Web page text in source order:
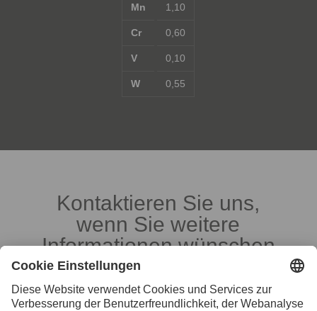
Mn
Cr
V
W
1,10
0,60
0,10
0,55
Kontaktieren Sie uns,
wenn Sie weitere
Informationen wünschen
Ihre Kontaktpersonen in der Schweiz